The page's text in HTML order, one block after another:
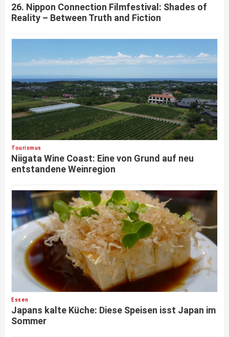
26. Nippon Connection Filmfestival: Shades of
Reality – Between Truth and Fiction
Tourismus
Niigata Wine Coast: Eine von Grund auf neu
entstandene Weinregion
Essen
Japans kalte Küche: Diese Speisen isst Japan im
Sommer